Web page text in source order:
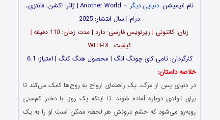
نام انیمیشن:دنیایی دیگر
– Another World | ژانر: اکشن، فانتزی،
درام | سال انتشار: 2025
زبان: کانتونی | زیرنویس فارسی: دارد | مدت زمان: 110 دقیقه |
کیفیت: WEB-DL
کارگردان: تامی کای چونگ انگ | محصول هنگ کنگ | امتیاز: 6.1
خلاصه داستان:
در دنیای پس از مرگ، یک راهنمای ارواح به روح‌ها کمک می‌کند تا
برای تولدی دوباره آماده شوند. تا اینکه یک روز، با دختر کم‌سنی
روبه‌رو می‌شود که خشم درونش هر لحظه ممکن است او را به یک